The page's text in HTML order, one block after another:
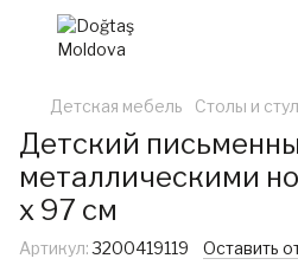
Детская мебель Столы и
Детский
металлическими
x 97 см
Артикул:3200419119 Оставить